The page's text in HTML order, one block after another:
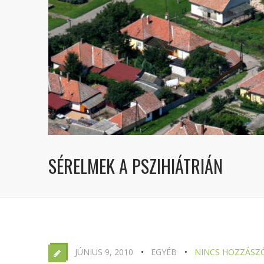
SÉRELMEK A PSZIHIÁTRIÁN
JÚNIUS 9, 2010 EGYÉB NINCS